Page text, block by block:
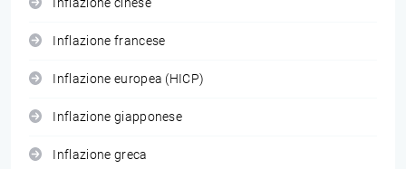
Inflazione cinese
Inflazione francese
Inflazione europea (HICP)
Inflazione giapponese
Inflazione greca